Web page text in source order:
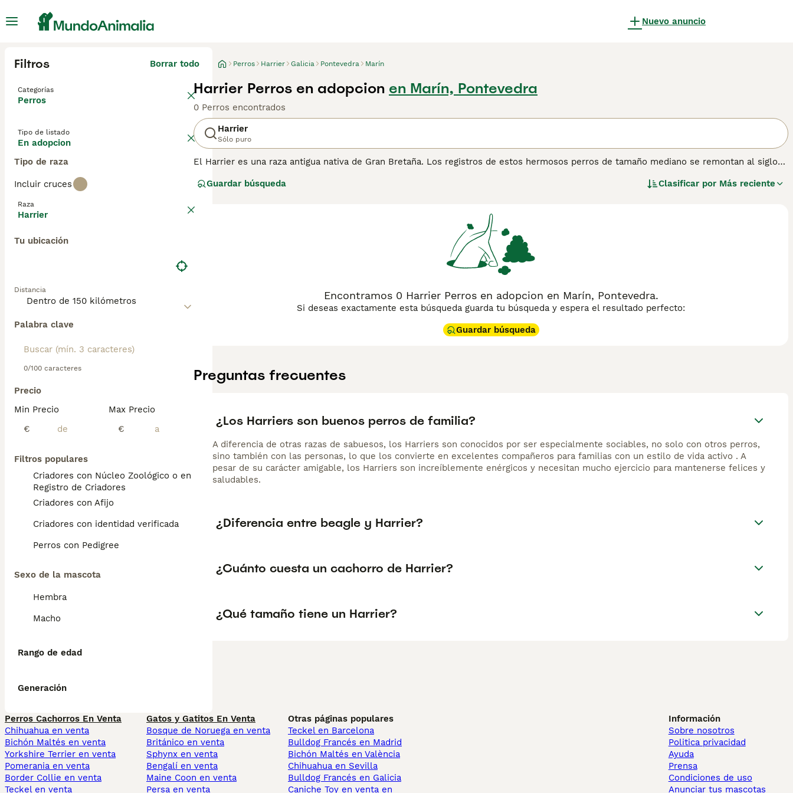
Nuevo anuncio
Filtros Borrar todo
Categorías
Perros
Tipo de listado
En adopcion
Tipo de raza
Incluir cruces
Raza
Harrier
Tu ubicación
Distancia
Palabra clave
0/100 caracteres
Precio
Min Precio
€
Max Precio
€
Filtros populares
Criadores con Núcleo Zoológico o en el
Registro de Criadores
Criadores con Afijo
Criadores con identidad verificada
Perros con Pedigree
Sexo de la mascota
Hembra
Macho
Rango de edad
Generación
Perros Harrier Galicia Pontevedra Marín
Harrier Perros en adopcion en Marín, Pontevedra
0 Perros encontrados
Harrier
Sólo puro
El Harrier es una raza antigua nativa de Gran Bretaña. Los registros de estos hermosos perros de tamaño mediano se remontan al siglo
habilidades de caza, tanto aquí en España como en los Estados Unidos, donde son reconocidos oficialmente por el American Kennel
estos perros son buenos compañeros y perros de familia, aunque solo si se mantienen en el entorno adecuado y son entrenados por
personas que entienden las necesidades específicas de esta raza y los aceptan tal como son en lugar de tratar de cambiarlos. Lee
para obtener información sobre esta raza de perro.
Guardar búsqueda Clasificar por Más reciente
Encontramos 0 Harrier Perros en adopcion en Marín, Pontevedra.
Si deseas exactamente esta búsqueda guarda tu búsqueda y espera el resultado perfecto:
Guardar búsqueda
Preguntas frecuentes
¿Los Harriers son buenos perros de familia?
A diferencia de otras razas de sabuesos, los Harriers son conocidos por ser especialmente sociables, no solo con otros perros,
sino también con las personas, lo que los convierte en excelentes compañeros para familias con un estilo de vida activo . A
pesar de su carácter amigable, los Harriers son increíblemente enérgicos y necesitan mucho ejercicio para mantenerse felices y
saludables.
¿Diferencia entre beagle y Harrier?
¿Cuánto cuesta un cachorro de Harrier?
¿Qué tamaño tiene un Harrier?
Perros Cachorros En Venta
Chihuahua en venta
Bichón Maltés en venta
Yorkshire Terrier en venta
Pomerania en venta
Border Collie en venta
Teckel en venta
Gatos y Gatitos En Venta
Bosque de Noruega en venta
Británico en venta
Sphynx en venta
Bengalí en venta
Maine Coon en venta
Persa en venta
Otras páginas populares
Teckel en Barcelona
Bulldog Francés en Madrid
Bichón Maltés en València
Chihuahua en Sevilla
Bulldog Francés en Galicia
Caniche Toy en venta en
Información
Sobre nosotros
Politica privacidad
Ayuda
Prensa
Condiciones de uso
Anunciar tus mascotas